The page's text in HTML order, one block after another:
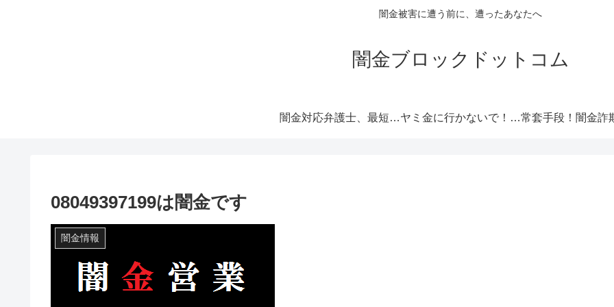
闇金被害に遭う前に、遭ったあなたへ
闇金ブロックドットコム
闇金対応弁護士、最短即日解決！ ヤミ金に行かないで！厳選オススメ消費者金融
08049397199は闇金です
闇金情報